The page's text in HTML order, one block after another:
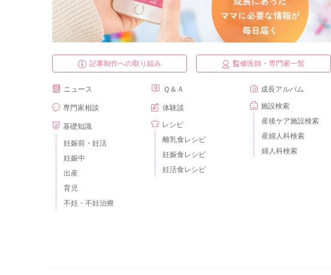
記事制作への取り組み 監修医師・専門家一覧
ニュース
専門家相談
基礎知識
妊娠前・妊活
妊娠中
出産
育児
不妊・不妊治療
Ｑ＆Ａ
体験談
レシピ
離乳食レシピ
妊娠食レシピ
妊活食レシピ
成長アルバム
施設検索
産後ケア施設検索
産婦人科検索
婦人科検索